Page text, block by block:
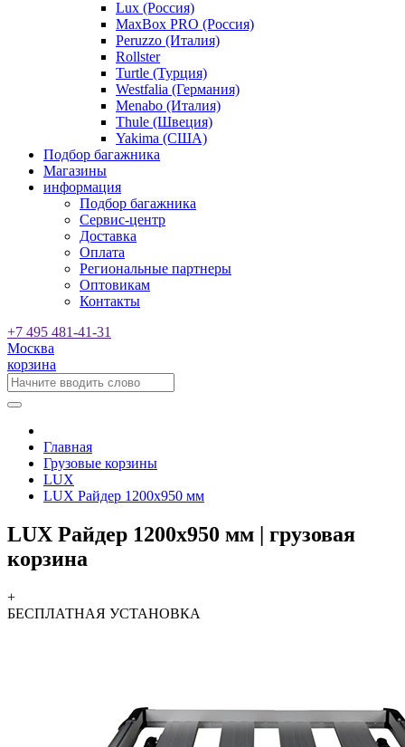
Lux (Россия)
MaxBox PRO (Россия)
Peruzzo (Италия)
Rollster
Turtle (Турция)
Westfalia (Германия)
Menabo (Италия)
Thule (Швеция)
Yakima (США)
Подбор багажника
Магазины
информация
Подбор багажника
Сервис-центр
Доставка
Оплата
Региональные партнеры
Оптовикам
Контакты
+7 495 481-41-31
Москва
корзина
Главная
Грузовые корзины
LUX
LUX Райдер 1200х950 мм
LUX Райдер 1200х950 мм | грузовая
корзина
+
БЕСПЛАТНАЯ УСТАНОВКА